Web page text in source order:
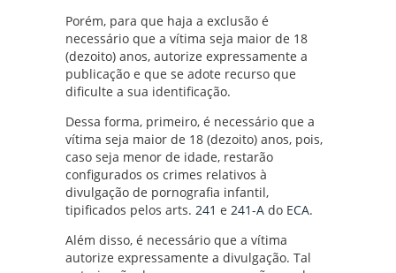
Porém, para que haja a exclusão é
necessário que a vítima seja maior de 18
(dezoito) anos, autorize expressamente a
publicação e que se adote recurso que
dificulte a sua identificação.
Dessa forma, primeiro, é necessário que a
vítima seja maior de 18 (dezoito) anos, pois,
caso seja menor de idade, restarão
configurados os crimes relativos à
divulgação de pornografia infantil,
tipificados pelos arts. 241 e 241-A do ECA.
Além disso, é necessário que a vítima
autorize expressamente a divulgação. Tal